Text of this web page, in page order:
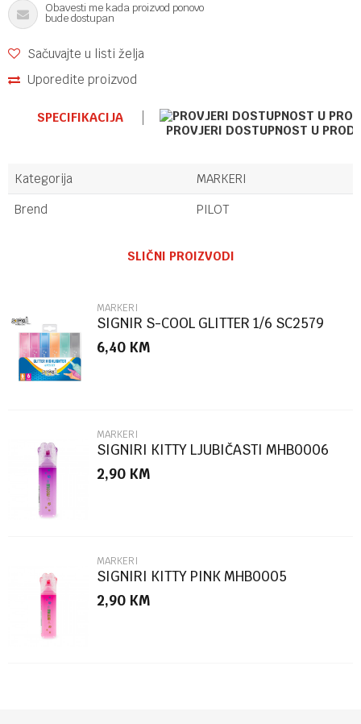
Obavesti me kada proizvod ponovo
bude dostupan
Sačuvajte u listi želja
Uporedite proizvod
SPECIFIKACIJA
PROVJERI DOSTUPNOST U
Kategorija
MARKERI
Brend
PILOT
Poruka
POŠALJI
SLIČNI PROIZVODI
MARKERI
SIGNIR S-COOL GLITTER 1/6 SC2579
6,40 KM
MARKERI
SIGNIRI KITTY LJUBIČASTI MHB0006
2,90 KM
MARKERI
SIGNIRI KITTY PINK MHB0005
2,90 KM